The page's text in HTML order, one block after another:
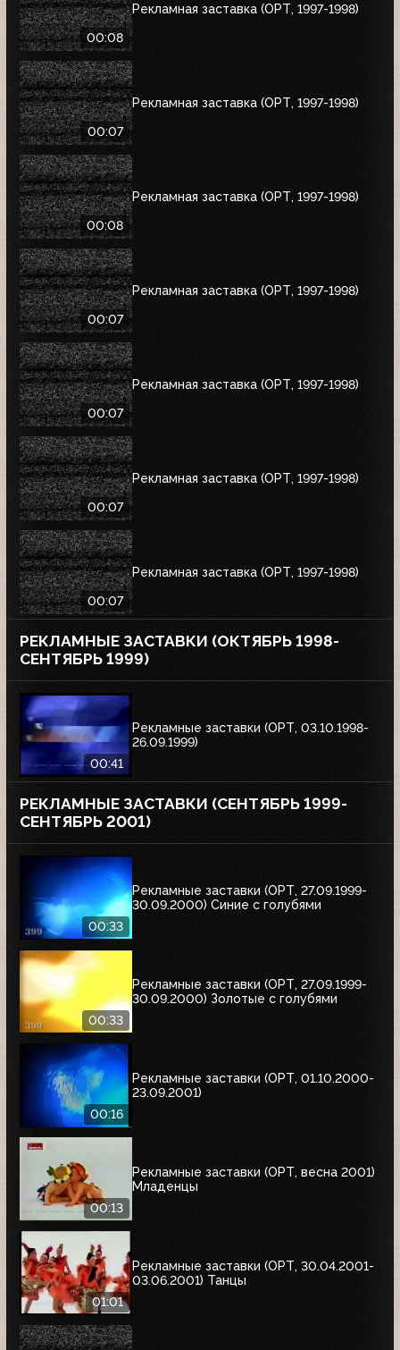
00:08
Рекламная заставка (ОРТ, 1997-1998)
00:07
Рекламная заставка (ОРТ, 1997-1998)
00:08
Рекламная заставка (ОРТ, 1997-1998)
00:07
Рекламная заставка (ОРТ, 1997-1998)
00:07
Рекламная заставка (ОРТ, 1997-1998)
00:07
Рекламная заставка (ОРТ, 1997-1998)
00:07
Рекламная заставка (ОРТ, 1997-1998)
РЕКЛАМНЫЕ ЗАСТАВКИ (ОКТЯБРЬ 1998-
СЕНТЯБРЬ 1999)
00:41
Рекламные заставки (ОРТ, 03.10.1998-
26.09.1999)
РЕКЛАМНЫЕ ЗАСТАВКИ (СЕНТЯБРЬ 1999-
СЕНТЯБРЬ 2001)
00:33
Рекламные заставки (ОРТ, 27.09.1999-
30.09.2000) Синие с голубями
00:33
Рекламные заставки (ОРТ, 27.09.1999-
30.09.2000) Золотые с голубями
00:16
Рекламные заставки (ОРТ, 01.10.2000-
23.09.2001)
00:13
Рекламные заставки (ОРТ, весна 2001)
Младенцы
01:01
Рекламные заставки (ОРТ, 30.04.2001-
03.06.2001) Танцы